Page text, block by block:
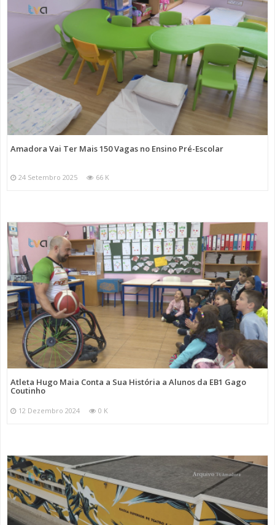
Amadora Vai Ter Mais 150 Vagas no Ensino Pré-Escolar
24 Setembro 2025 66 K
Atleta Hugo Maia Conta a Sua História a Alunos da EB1 Gago
Coutinho
12 Dezembro 2024 0 K